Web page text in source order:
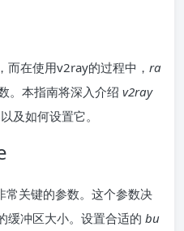
在使用v2ray的过程中， ra
。本指南将深入介绍 v2ray
及如何设置它。
常关键的参数。这个参数决
缓冲区大小。设置合适的 bu